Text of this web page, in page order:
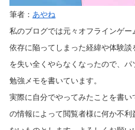
筆者： あやね
私のブログでは元々オフラインゲ
依存に陥ってしまった経緯や体験
を失い全くやらなくなったので、
勉強メモを書いています。
実際に自分でやってみたことを書
の情報によって閲覧者様に何か不